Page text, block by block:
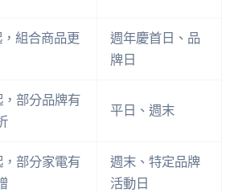
組合商品更
週年慶首日、品
牌日
部分品牌有
平日、週末
部分家電有
週末、特定品牌
活動日